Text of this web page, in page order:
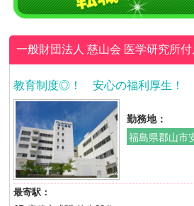
一般財団法人 慈山会 医学研究所
教育制度◎！ 安心の福利厚生！
勤務地：
福島県郡山市
最寄駅：